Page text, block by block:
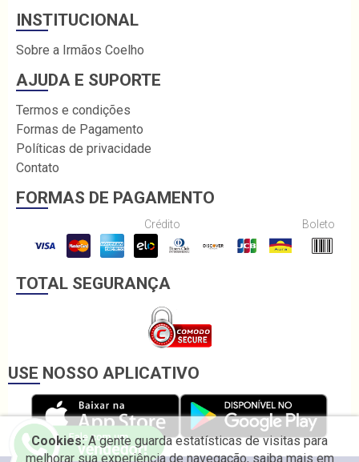
INSTITUCIONAL
Sobre a Irmãos Coelho
AJUDA E SUPORTE
Termos e condições
Formas de Pagamento
Políticas de privacidade
Contato
FORMAS DE PAGAMENTO
Crédito Boleto
TOTAL SEGURANÇA
USE NOSSO APLICATIVO
Cookies:A gente guarda estatísticas de visitas para
melhorar sua experiência de navegação, saiba mais em